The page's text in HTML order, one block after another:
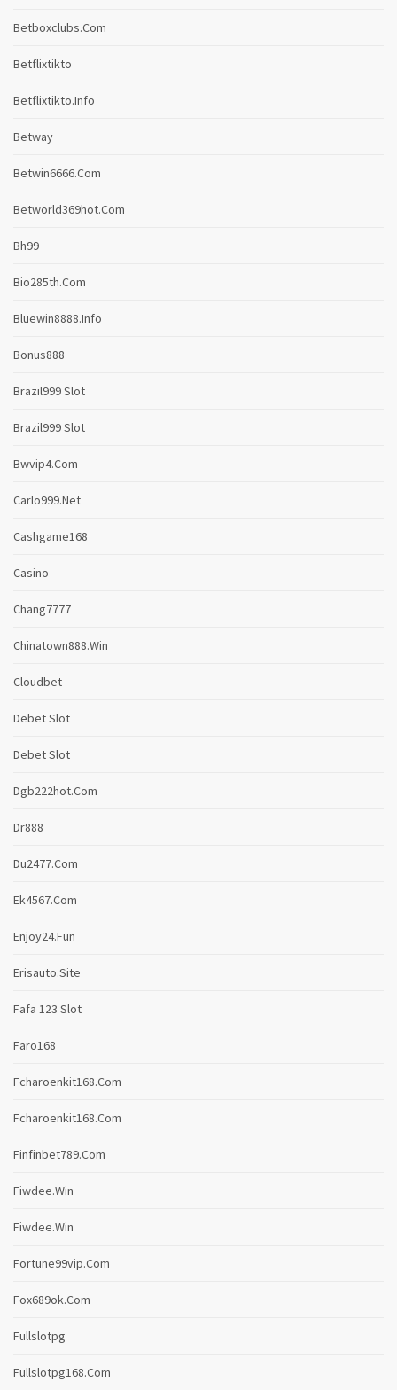
Betboxclubs.com
Betflixtikto
Betflixtikto.info
Betway
Betwin6666.com
Betworld369hot.com
Bh99
Bio285th.com
Bluewin8888.info
Bonus888
Brazil999 Slot
Brazil999 Slot
Bwvip4.com
Carlo999.net
Cashgame168
Casino
Chang7777
Chinatown888.win
Cloudbet
Debet Slot
Debet Slot
Dgb222hot.com
Dr888
Du2477.com
Ek4567.com
Enjoy24.fun
Erisauto.site
Fafa 123 Slot
Faro168
Fcharoenkit168.com
Fcharoenkit168.com
Finfinbet789.com
Fiwdee.win
Fiwdee.win
Fortune99vip.com
Fox689ok.com
Fullslotpg
Fullslotpg168.com